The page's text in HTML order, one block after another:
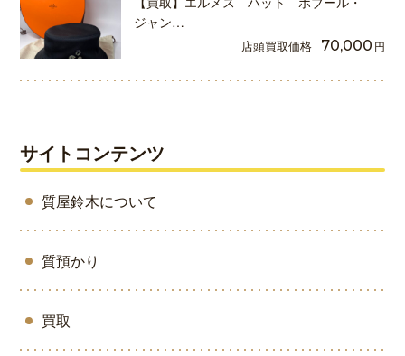
ジャン…
店頭買取価格 70,000 円
サイトコンテンツ
質屋鈴木について
質預かり
買取